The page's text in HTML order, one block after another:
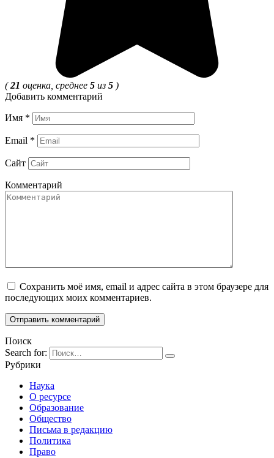
(21 оценка, среднее 5 из 5 )
Добавить комментарий
Имя *
Email *
Сайт
Комментарий
Сохранить моё имя, email и адрес сайта в этом браузере для
последующих моих комментариев.
Поиск
Search for:
Рубрики
Наука
О ресурсе
Образование
Общество
Письма в редакцию
Политика
Право